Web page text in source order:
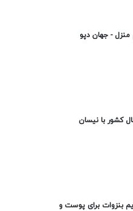
منزل - جهان دپو
کشور با نیسان
برای پوست و